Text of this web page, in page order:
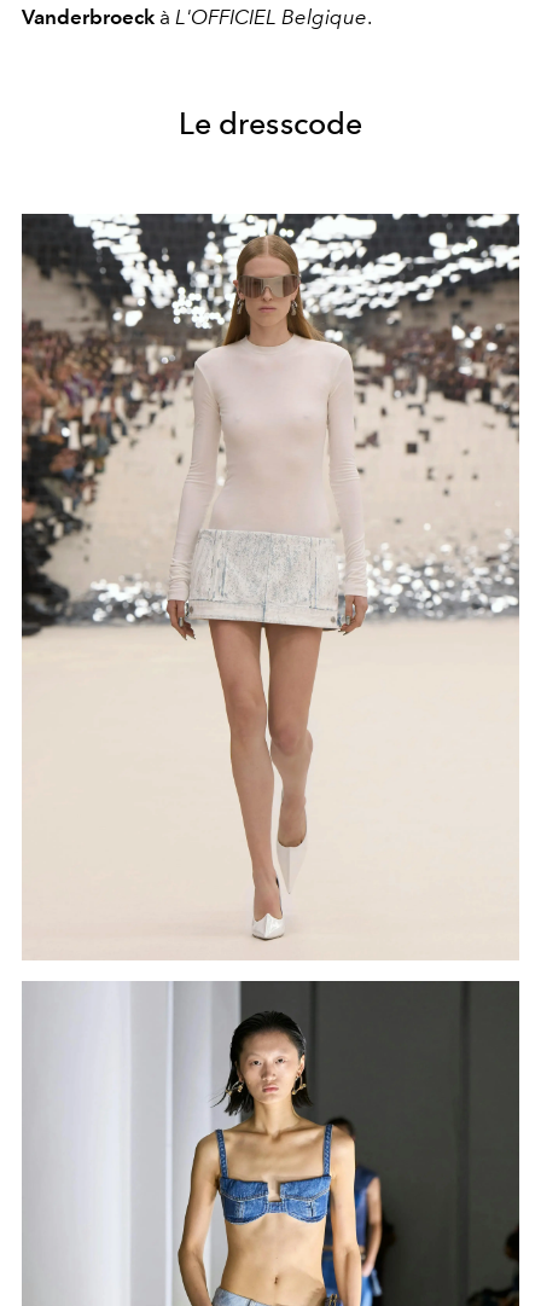
Vanderbroeck à L'OFFICIEL Belgique.
Le dresscode